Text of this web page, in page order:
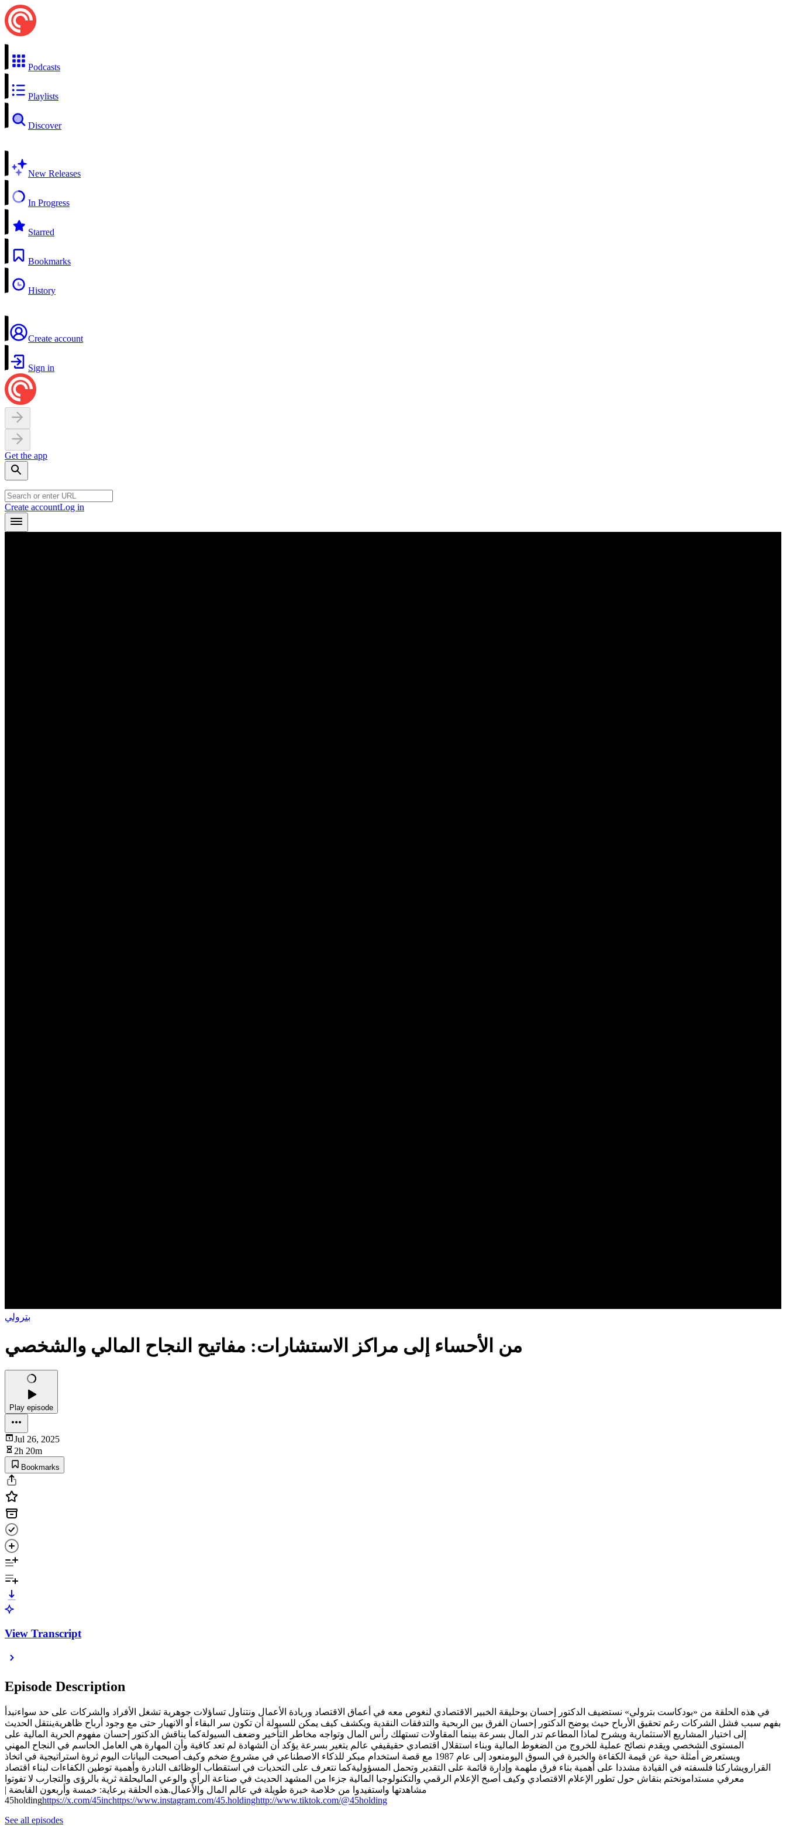
Podcasts
Playlists
Discover
New Releases
In Progress
Starred
Bookmarks
History
Create account
Sign in
Get the app
Create accountLog in
بترولي
من الأحساء إلى مراكز الاستشارات: مفاتيح النجاح المالي والشخصي
Play episode
Jul 26, 2025
2h 20m
Bookmarks
View Transcript
Episode Description
في هذه الحلقة من «بودكاست بترولي» نستضيف الدكتور إحسان بوحليقة الخبير الاقتصادي لنغوص معه في أعماق الاقتصاد وريادة الأعمال ونتناول تساؤلات جوهرية تشغل الأفراد والشركات على حد سواءنبدأ
بفهم سبب فشل الشركات رغم تحقيق الأرباح حيث يوضح الدكتور إحسان الفرق بين الربحية والتدفقات النقدية ويكشف كيف يمكن للسيولة أن تكون سر البقاء أو الانهيار حتى مع وجود أرباح ظاهريةينتقل الحديث
إلى اختيار المشاريع الاستثمارية ويشرح لماذا المطاعم تدر المال بسرعة بينما المقاولات تستهلك رأس المال وتواجه مخاطر التأخير وضعف السيولةكما يناقش الدكتور إحسان مفهوم الحرية المالية على
المستوى الشخصي ويقدم نصائح عملية للخروج من الضغوط المالية وبناء استقلال اقتصادي حقيقيفي عالم يتغير بسرعة يؤكد أن الشهادة لم تعد كافية وأن المهارة هي العامل الحاسم في النجاح المهني
ويستعرض أمثلة حية عن قيمة الكفاءة والخبرة في السوق اليومنعود إلى عام 1987 مع قصة استخدام مبكر للذكاء الاصطناعي في مشروع ضخم وكيف أصبحت البيانات اليوم ثروة استراتيجية في اتخاذ
القرارويشاركنا فلسفته في القيادة مشددا على أهمية بناء فرق ملهمة وإدارة قائمة على التقدير وتحمل المسؤوليةكما نتعرف على التحديات في استقطاب الوظائف النادرة وأهمية توطين الكفاءات لبناء اقتصاد
معرفي مستدامونختم بنقاش حول تطور الإعلام الاقتصادي وكيف أصبح الإعلام الرقمي والتكنولوجيا المالية جزءا من المشهد الحديث في صناعة الرأي والوعي الماليحلقة ثرية بالرؤى والتجارب لا تفوتوا
مشاهدتها واستفيدوا من خلاصة خبرة طويلة في عالم المال والأعمال.هذه الحلقة برعاية: خمسة وأربعون القابضة |
45holdinghttps://x.com/45inchttps://www.instagram.com/45.holdinghttp://www.tiktok.com/@45holding
See all episodes